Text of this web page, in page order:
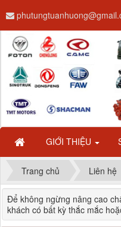
GIỚI THIỆU
Trang chủ Liên hệ
Để không ngừng nâng cao
khách có bất kỳ thắc mắc